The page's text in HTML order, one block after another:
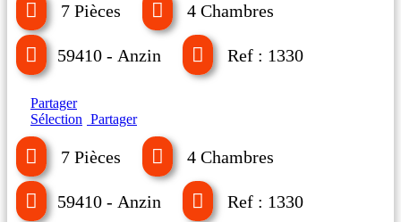
7 Pièces 4 Chambres
59410 - Anzin Ref : 1330
Partager
Sélection Partager
7 Pièces 4 Chambres
59410 - Anzin Ref : 1330